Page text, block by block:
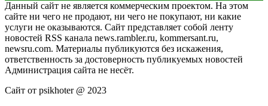
Данный сайт не является коммерческим проектом. На этом
сайте ни чего не продают, ни чего не покупают, ни какие
услуги не оказываются. Сайт представляет собой ленту
новостей RSS канала news.rambler.ru, kommersant.ru,
newsru.com. Материалы публикуются без искажения,
ответственность за достоверность публикуемых новостей
Администрация сайта не несёт.
Сайт от psikhoter @ 2023